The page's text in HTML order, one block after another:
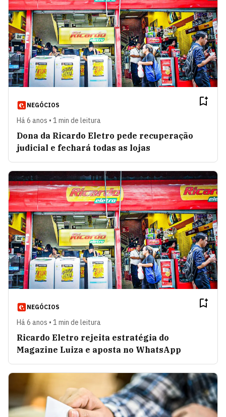
NEGÓCIOS
Há 6 anos • 1 min de leitura
Dona da Ricardo Eletro pede recuperação
judicial e fechará todas as lojas
NEGÓCIOS
Há 6 anos • 1 min de leitura
Ricardo Eletro rejeita estratégia do
Magazine Luiza e aposta no WhatsApp